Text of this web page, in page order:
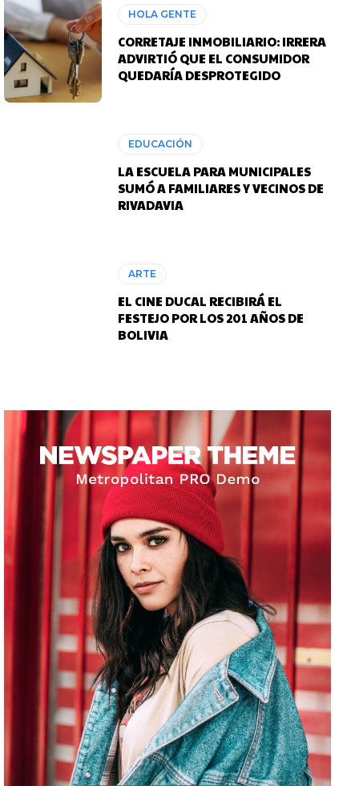
HOLA GENTE
CORRETAJE INMOBILIARIO: IRRERA
ADVIRTIÓ QUE EL CONSUMIDOR
QUEDARÍA DESPROTEGIDO
EDUCACIÓN
LA ESCUELA PARA MUNICIPALES
SUMÓ A FAMILIARES Y VECINOS DE
RIVADAVIA
ARTE
EL CINE DUCAL RECIBIRÁ EL
FESTEJO POR LOS 201 AÑOS DE
BOLIVIA